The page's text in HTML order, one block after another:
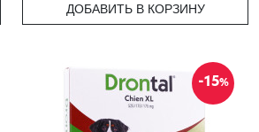
ДОБАВИТЬ В КОРЗИНУ
-15%